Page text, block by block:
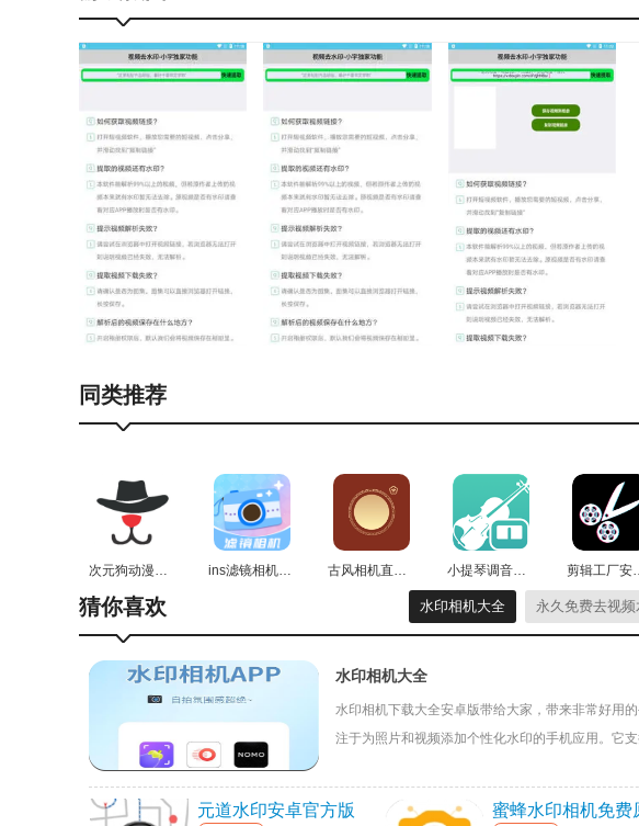
小宇去水印软件亮点：
1、帮助大家轻松获得无水印的视频，可以轻松的保存下来。
2、让你在需要各种视频素材的时候能够更加方便。
3、不同类型的素材都可以轻松的获取，还可以批量处理。
4、不同平台的视频都支持轻松提取，让你操作起来更省心。
小宇去水印软件功能：
1、用户可以使用这款软件轻松的保存自己需要的视频。
同类推荐
次元狗动漫通用版 ins滤镜相机手机版 古风相机直装版 小提琴调音器手机最新版 剪辑工
猜你喜欢 水印相机大全 永久免费去视
水印相机大全
水印相机下载大全安卓版带给大家，带来非常好用
注于为照片和视频添加个性化水印的手机应用。它
元道水印安卓官方版
蜜蜂水印相机免费